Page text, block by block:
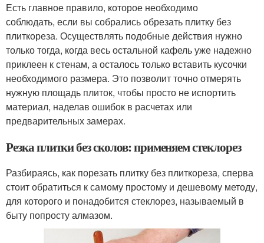
Есть главное правило, которое необходимо
соблюдать, если вы собрались обрезать плитку без
плиткореза. Осуществлять подобные действия нужно
только тогда, когда весь остальной кафель уже надежно
приклеен к стенам, а осталось только вставить кусочки
необходимого размера. Это позволит точно отмерять
нужную площадь плиток, чтобы просто не испортить
материал, наделав ошибок в расчетах или
предварительных замерах.
Резка плитки без сколов: применяем стеклорез
Разбираясь, как порезать плитку без плиткореза, сперва
стоит обратиться к самому простому и дешевому методу,
для которого и понадобится стеклорез, называемый в
быту попросту алмазом.